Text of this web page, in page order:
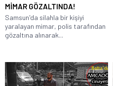
MİMAR GÖZALTINDA!
Samsun'da silahla bir kişiyi
yaralayan mimar, polis tarafından
gözaltına alınarak...